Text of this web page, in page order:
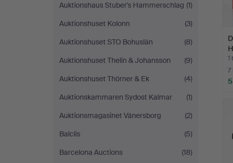
Auktionshaus Stuber's Hammerschlag (1)
Auktionshuset Kolonn
(3)
Auktionshuset STO Bohuslän
(8)
Auktionshuset Thelin & Johansson
(9)
Auktionshuset Thörner & Ek
(4)
Auktionskammaren Sydost Kalmar
(1)
Auktionsmagasinet Vänersborg
(2)
Balclis
(5)
Barcelona Auctions
(18)
1
7